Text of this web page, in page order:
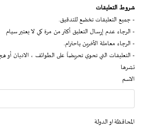
شروط التعليقات
- جميع التعليقات تخضع للتدقيق.
- الرجاء عدم إرسال التعليق أكثر من مرة كي لا يعتبر سبام
- الرجاء معاملة الآخرين باحترام.
- التعليقات التي تحوي تحريضاً على الطوائف ، الاديان
نشرها
الاسم
المحافظة او الدولة